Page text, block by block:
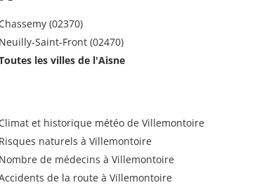
Chassemy (02370)
Neuilly-Saint-Front (02470)
les villes de l'Aisne
Climat et historique météo de Villemontoire
Risques naturels à Villemontoire
Nombre de médecins à Villemontoire
de la route à Villemontoire